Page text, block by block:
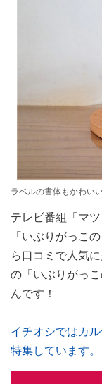
ラベルの書体もかわい
テレビ番組「マ
「いぶりがっこ
ら口コミで人気
の「いぶりがっ
んです！
イチオシではカ
特集しています。